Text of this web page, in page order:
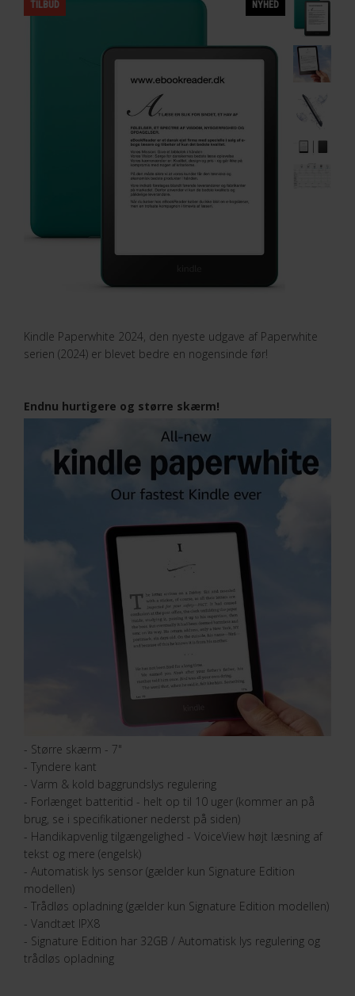
TILBUD NYHED
Kindle Paperwhite 2024, den nyeste udgave af Paperwhite
serien (2024) er blevet bedre en nogensinde før!
Endnu hurtigere og større skærm!
- Større skærm - 7"
- Tyndere kant
- Varm & kold baggrundslys regulering
- Forlænget batteritid - helt op til 10 uger (kommer an på
brug, se i specifikationer nederst på siden)
- Handikapvenlig tilgængelighed - VoiceView højt læsning af
tekst og mere (engelsk)
- Automatisk lys sensor (gælder kun Signature Edition
modellen)
- Trådløs opladning (gælder kun Signature Edition modellen)
- Vandtæt IPX8
- Signature Edition har 32GB / Automatisk lys regulering og
trådløs opladning